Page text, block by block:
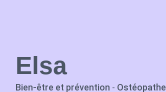
Elsa
Bien-être et prévention - Ostéopathe